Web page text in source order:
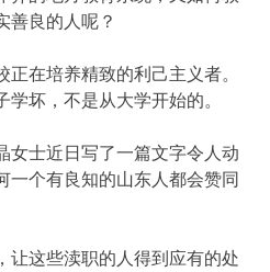
善良的人呢？
在培养精致的利己主义者。
坏，不是从大学开始的。
女士近日写了一篇文字令人动
一个有良知的山东人都会赞同
让这些渎职的人得到应有的处